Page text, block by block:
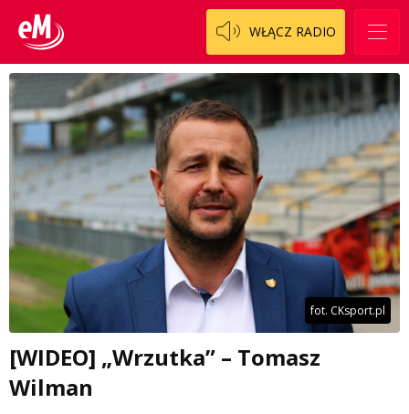
WŁĄCZ RADIO
fot. CKsport.pl
[WIDEO] „Wrzutka” – Tomasz
Wilman